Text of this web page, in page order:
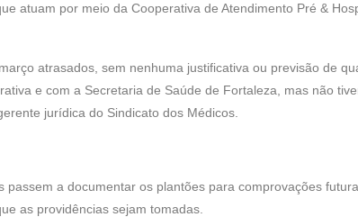
atuam por meio da Cooperativa de Atendimento Pré &
atrasados, sem nenhuma justificativa ou previsão de
e com a Secretaria de Saúde de Fortaleza, mas não
jurídica do Sindicato dos Médicos.
a documentar os plantões para comprovações
as providências sejam tomadas.